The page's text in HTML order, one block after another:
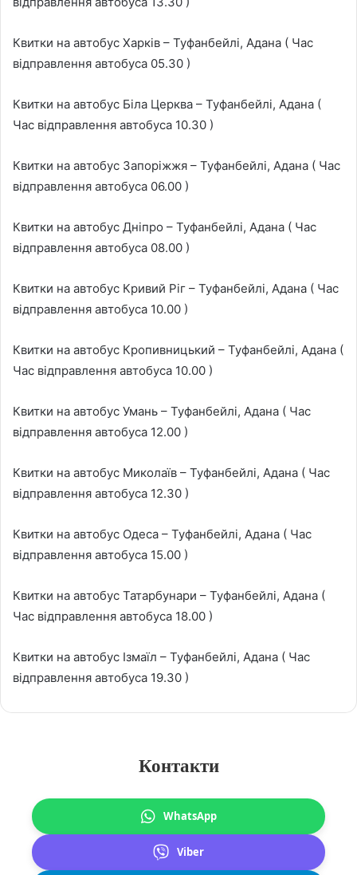
Квитки на автобус Харків – Туфанбейлі, Адана ( Час
відправлення автобуса 05.30 )
Квитки на автобус Біла Церква – Туфанбейлі, Адана (
Час відправлення автобуса 10.30 )
Квитки на автобус Запоріжжя – Туфанбейлі, Адана ( Час
відправлення автобуса 06.00 )
Квитки на автобус Дніпро – Туфанбейлі, Адана ( Час
відправлення автобуса 08.00 )
Квитки на автобус Кривий Ріг – Туфанбейлі, Адана ( Час
відправлення автобуса 10.00 )
Квитки на автобус Кропивницький – Туфанбейлі, Адана (
Час відправлення автобуса 10.00 )
Квитки на автобус Умань – Туфанбейлі, Адана ( Час
відправлення автобуса 12.00 )
Квитки на автобус Миколаїв – Туфанбейлі, Адана ( Час
відправлення автобуса 12.30 )
Квитки на автобус Одеса – Туфанбейлі, Адана ( Час
відправлення автобуса 15.00 )
Квитки на автобус Татарбунари – Туфанбейлі, Адана (
Час відправлення автобуса 18.00 )
Квитки на автобус Ізмаїл – Туфанбейлі, Адана ( Час
відправлення автобуса 19.30 )
Контакти
WhatsApp
Viber